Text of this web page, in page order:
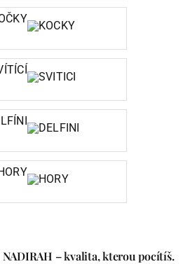
– kvalita, kterou pocítíš.